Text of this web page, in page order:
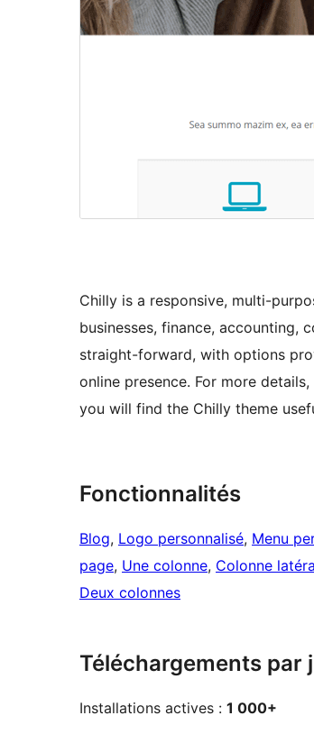
Chilly is a responsive, multi-
businesses, finance, accounting,
straight-forward, with options
online presence. For more
you will find the Chilly theme
Fonctionnalités
Blog, Logo personnalisé, Menu
page, Une colonne, Colonne
Deux colonnes
Téléchargements par
Installations actives : 1 000+